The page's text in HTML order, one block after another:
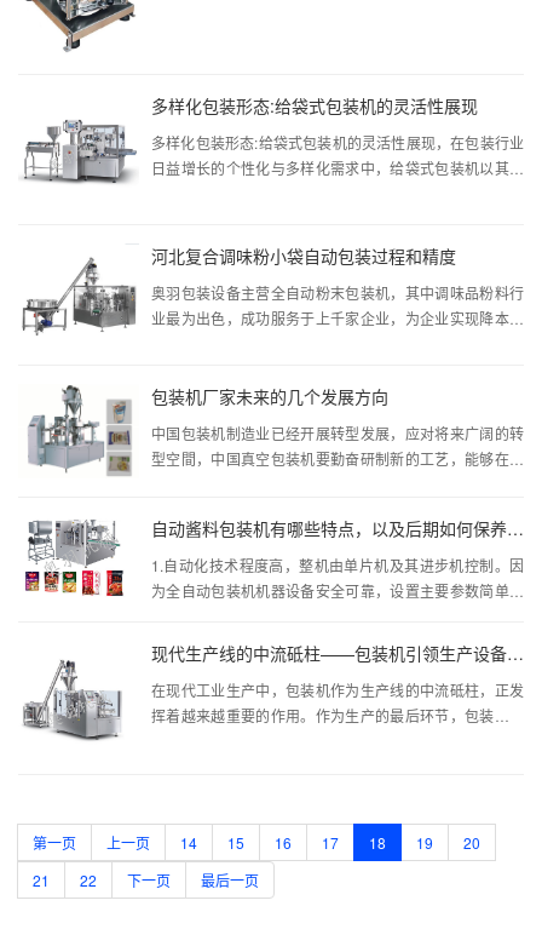
多样化包装形态:给袋式包装机的灵活性展现
多样化包装形态:给袋式包装机的灵活性展现，在包装行业
日益增长的个性化与多样化需求中，给袋式包装机以其的
河北复合调味粉小袋自动包装过程和精度
奥羽包装设备主营全自动粉末包装机，其中调味品粉料行
业最为出色，成功服务于上千家企业，为企业实现降本增
包装机厂家未来的几个发展方向
中国包装机制造业已经开展转型发展，应对将来广阔的转
型空間，中国真空包装机要勤奋研制新的工艺，能够在日
自动酱料包装机有哪些特点，以及后期如何保养维护？
1.自动化技术程度高，整机由单片机及其进步机控制。因
为全自动包装机机器设备安全可靠，设置主要参数简单方
现代生产线的中流砥柱——包装机引领生产设备升级潮流
在现代工业生产中，包装机作为生产线的中流砥柱，正发
挥着越来越重要的作用。作为生产的最后环节，包装机不
第一页 上一页 14 15 16 17 18 19
20
21
22 下一页 最后一页